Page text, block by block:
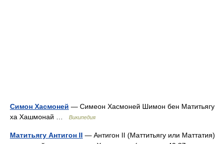
Симон Хасмоней — Симеон Хасмоней Шимон бен Матитьягу
ха Хашмонай …
Википедия
Матитьягу Антигон II — Антигон II (Маттитьягу или Маттатия)